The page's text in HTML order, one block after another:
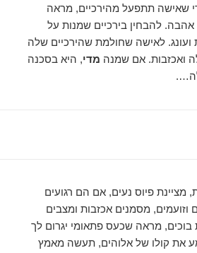
שאישה תתפעל מהירכיים, מראה
אהבה. להבחין בירכיים שמנות על
ועונג. לאישה שחולמת שהירכיים שלה
ואכזבות. אם שמנה מדי, היא בסכנה
מציינת פיוס נעים, אם הם רגועים
וזועמים, מסמנים אכזבות ומצבים
בוכים, מראה שכעס פתאומי יגרום לך
את קולו של אלוהים, תעשה מאמץ